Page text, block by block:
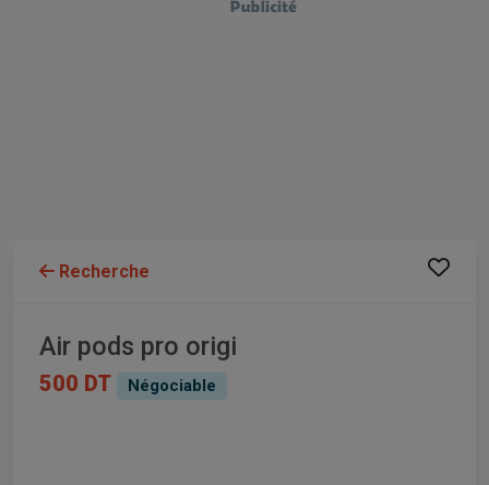
Recherche
Air pods pro origi
500 DT Négociable